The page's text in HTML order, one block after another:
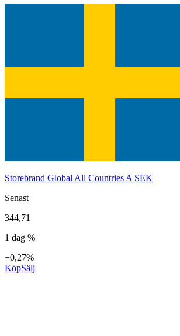
Storebrand Global All Countries A SEK
Senast
344,71
1 dag %
−0,27%
KöpSälj